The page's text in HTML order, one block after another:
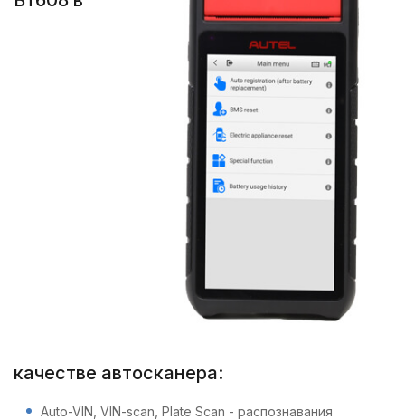
качестве автосканера:
Auto-VIN, VIN-scan, Plate Scan - распознавания